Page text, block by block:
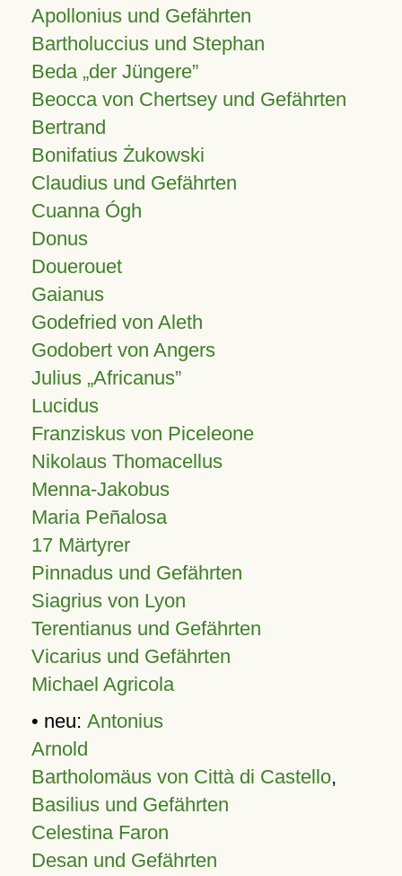
Apollonius und Gefährten
Bartholuccius und Stephan
Beda „der Jüngere”
Beocca von Chertsey und Gefährten
Bertrand
Bonifatius Żukowski
Claudius und Gefährten
Cuanna Ógh
Donus
Douerouet
Gaianus
Godefried von Aleth
Godobert von Angers
Julius Africanus
Lucidus
Franziskus von Piceleone
Nikolaus Thomacellus
Menna-Jakobus
Maria Peñalosa
17 Märtyrer
Pinnadus und Gefährten
Siagrius von Lyon
Terentianus und Gefährten
Vicarius und Gefährten
Michael Agricola
• neu: Antonius
Arnold
Bartholomäus von Città di Castello,
Basilius und Gefährten
Celestina Faron
Desan und Gefährten